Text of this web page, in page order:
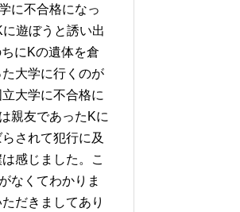
に不合格になっ
遊ぼうと誘い出
にKの遺体を倉
大学に行くのが
大学に不合格に
親友であったKに
されて犯行に及
感じました。こ
なくてわかりま
だきましてあり